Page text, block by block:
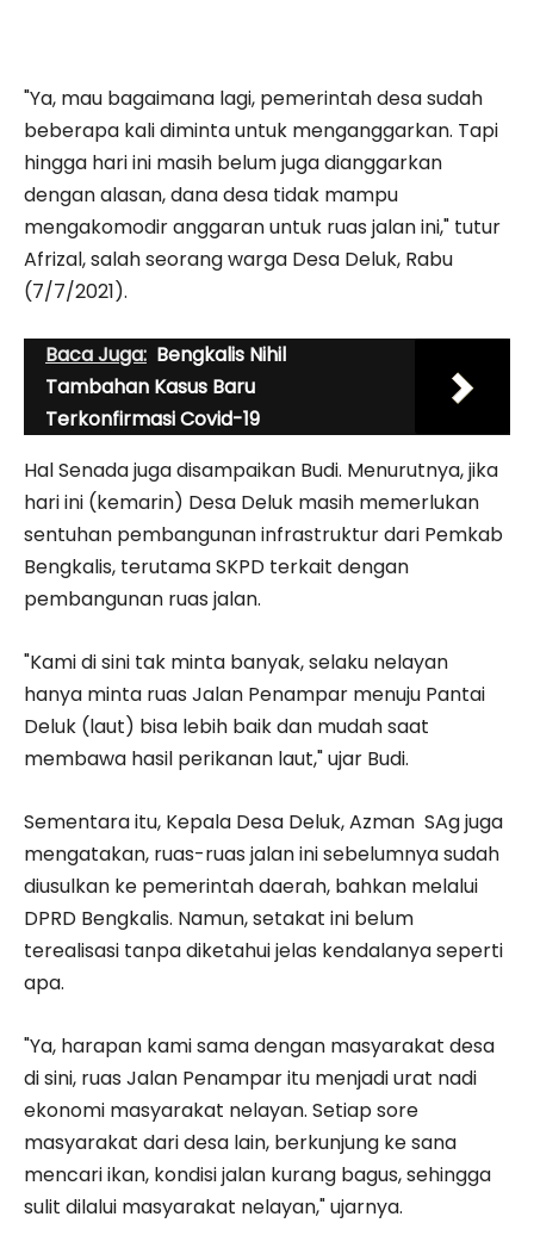
"Ya, mau bagaimana lagi, pemerintah desa sudah
beberapa kali diminta untuk menganggarkan. Tapi
hingga hari ini masih belum juga dianggarkan
dengan alasan, dana desa tidak mampu
mengakomodir anggaran untuk ruas jalan ini," tutur
Afrizal, salah seorang warga Desa Deluk, Rabu
(7/7/2021).
Baca Juga: Bengkalis Nihil
Tambahan Kasus Baru
Terkonfirmasi Covid-19
Hal Senada juga disampaikan Budi. Menurutnya, jika
hari ini (kemarin) Desa Deluk masih memerlukan
sentuhan pembangunan infrastruktur dari Pemkab
Bengkalis, terutama SKPD terkait dengan
pembangunan ruas jalan.
"Kami di sini tak minta banyak, selaku nelayan
hanya minta ruas Jalan Penampar menuju Pantai
Deluk (laut) bisa lebih baik dan mudah saat
membawa hasil perikanan laut," ujar Budi.
Sementara itu, Kepala Desa Deluk, Azman SAg juga
mengatakan, ruas-ruas jalan ini sebelumnya sudah
diusulkan ke pemerintah daerah, bahkan melalui
DPRD Bengkalis. Namun, setakat ini belum
terealisasi tanpa diketahui jelas kendalanya seperti
apa.
"Ya, harapan kami sama dengan masyarakat desa
di sini, ruas Jalan Penampar itu menjadi urat nadi
ekonomi masyarakat nelayan. Setiap sore
masyarakat dari desa lain, berkunjung ke sana
mencari ikan, kondisi jalan kurang bagus, sehingga
sulit dilalui masyarakat nelayan," ujarnya.